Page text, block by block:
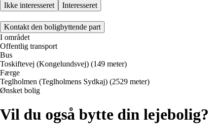
Ikke interesseret
Interesseret
Kontakt den boligbyttende part
I området
Offentlig transport
Bus
Toskiftevej (Kongelundsvej) (149 meter)
Færge
Teglholmen (Teglholmens Sydkaj) (2529 meter)
Ønsket bolig
Vil du også bytte din lejebolig?